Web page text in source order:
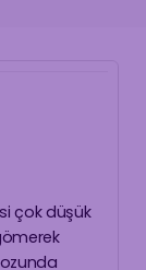
çok düşük